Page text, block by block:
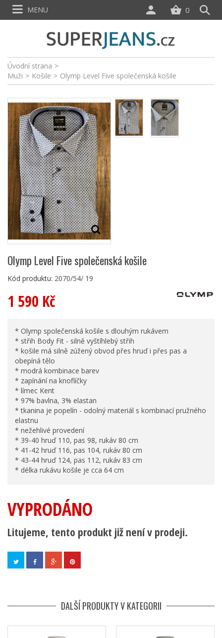
Úvodní strana >
Muži > Košile > Olymp Level Five společenská košile
Olymp Level Five společenská košile
Kód produktu: 2070/54/ 19
1 590 Kč
* Olymp společenská košile s dlouhým rukávem
* střih Body Fit - silně vyštíhlebý střih
* košile má silně zúžený obvod přes hruď i přes pas a
obepíná tělo
* modrá kombinace barev
* zapínání na knoflíčky
* límec Kent
* 97% bavlna, 3% elastan
* tkanina je popelín - odolný materiál s kombinací pružného
elastnu
* nežehlivé provedení
* 39-40 hruď 110, pas 98, rukáv 80 cm
* 41-42 hruď 116, pas 104, rukáv 80 cm
* 43-44 hruď 124, pas 112, rukáv 83 cm
* délka rukávu košile je cca 64 cm
VYPRODÁNO
Litujeme, tento produkt již není v prodeji.
DALŠÍ PRODUKTY V KATEGORII
0
MENU